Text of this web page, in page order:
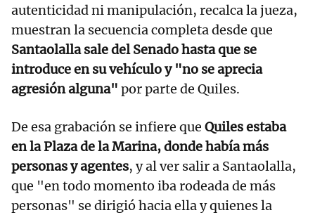
autenticidad ni manipulación, recalca la jueza,
muestran la secuencia completa desde que
Santaolalla sale del Senado hasta que se
introduce en su vehículo y "no se aprecia
agresión alguna" por parte de Quiles.
De esa grabación se infiere que Quiles estaba
en la Plaza de la Marina, donde había más
personas y agentes, y al ver salir a Santaolalla,
que "en todo momento iba rodeada de más
personas" se dirigió hacia ella y quienes la